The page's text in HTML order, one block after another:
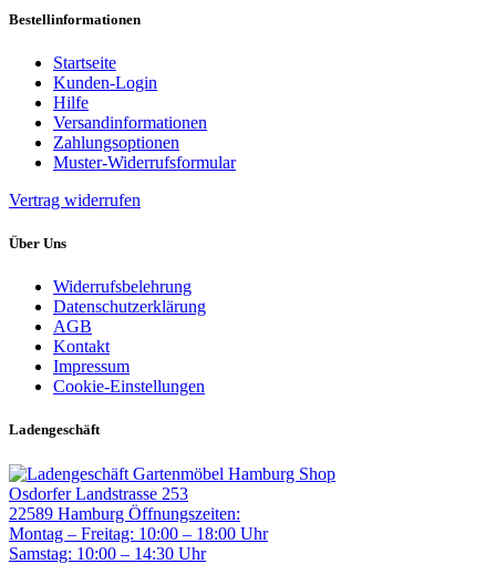
Bestellinformationen
Startseite
Kunden-Login
Hilfe
Versandinformationen
Zahlungsoptionen
Muster-Widerrufsformular
Vertrag widerrufen
Über Uns
Widerrufsbelehrung
Datenschutzerklärung
AGB
Kontakt
Impressum
Cookie-Einstellungen
Ladengeschäft
Gartenmöbel Hamburg Shop
Osdorfer Landstrasse 253
22589 Hamburg Öffnungszeiten:
Montag – Freitag: 10:00 – 18:00 Uhr
Samstag: 10:00 – 14:30 Uhr